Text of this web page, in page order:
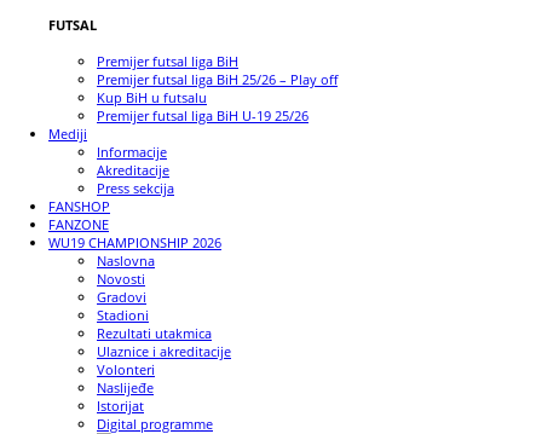
FUTSAL
Premijer futsal liga BiH
Premijer futsal liga BiH 25/26 – Play off
Kup BiH u futsalu
Premijer futsal liga BiH U-19 25/26
Mediji
Informacije
Akreditacije
Press sekcija
FANSHOP
FANZONE
WU19 CHAMPIONSHIP 2026
Naslovna
Novosti
Gradovi
Stadioni
Rezultati utakmica
Ulaznice i akreditacije
Volonteri
Naslijeđe
Istorijat
Digital programme